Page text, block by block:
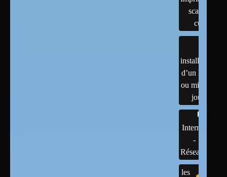
scanner,
cups
installation
d’un linux
ou mises à
jour
Internet
-
Réseaux
les